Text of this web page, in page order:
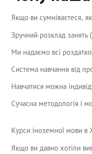
Якщо ви сумніваєтеся,
Зручний розклад занять
Ми надаємо всі
Система навчання від
Навчатися можна
Сучасна методологія і
Курси іноземної мови в
Якщо ви давно хотіли